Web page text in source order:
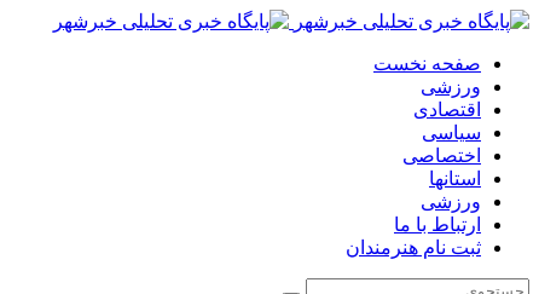
صفحه نخست
ورزشی
اقتصادی
سیاسی
اختصاصی
استانها
ورزشی
ارتباط با ما
ثبت نام هنرمندان